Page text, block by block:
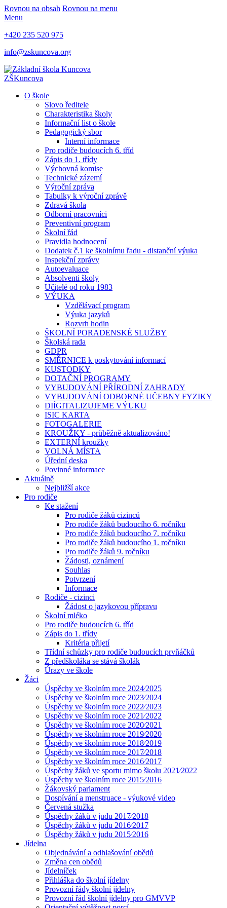
Rovnou na obsah Rovnou na menu
Menu
+420 235 520 975
info@zskuncova.org
ZŠKuncova
O škole
Slovo ředitele
Charakteristika školy
Informační list o škole
Pedagogický sbor
Interní informace
Pro rodiče budoucích 6. tříd
Zápis do 1. třídy
Výchovná komise
Technické zázemí
Výroční zpráva
Tabulky k výroční zprávě
Zdravá škola
Odborní pracovníci
Preventivní program
Školní řád
Pravidla hodnocení
Dodatek č.1 ke školnímu řadu - distanční výuka
Inspekční zprávy
Autoevaluace
Absolventi školy
Učitelé od roku 1983
VÝUKA
Vzdělávací program
Výuka jazyků
Rozvrh hodin
ŠKOLNÍ PORADENSKÉ SLUŽBY
Školská rada
GDPR
SMĚRNICE k poskytování informací
KUSTODKY
DOTAČNÍ PROGRAMY
VYBUDOVÁNÍ PŘÍRODNÍ ZAHRADY
VYBUDOVÁNÍ ODBORNÉ UČEBNY FYZIKY
DIÍGITALIZUJEME VÝUKU
ISIC KARTA
FOTOGALERIE
KROUŽKY - průběžně aktualizováno!
EXTERNÍ kroužky
VOLNÁ MÍSTA
Úřední deska
Povinné informace
Aktuálně
Nejbližší akce
Pro rodiče
Ke stažení
Pro rodiče žáků cizinců
Pro rodiče žáků budoucího 6. ročníku
Pro rodiče žáků budoucího 7. ročníku
Pro rodiče žáků budoucího 1. ročníku
Pro rodiče žáků 9. ročníku
Žádosti, oznámení
Souhlas
Potvrzení
Informace
Rodiče - cizinci
Žádost o jazykovou přípravu
Školní mléko
Pro rodiče budoucích 6. tříd
Zápis do 1. třídy
Kritéria přijetí
Třídní schůzky pro rodiče budoucích prvňáčků
Z předškoláka se stává školák
Úrazy ve škole
Žáci
Úspěchy ve školním roce 2024⁄2025
Úspěchy ve školním roce 2023⁄2024
Úspěchy ve školním roce 2022⁄2023
Uspěchy ve školním roce 2021⁄2022
Úspěchy ve školním roce 2020⁄2021
Úspěchy ve školním roce 2019⁄2020
Úspěchy ve školním roce 2018⁄2019
Úspěchy ve školním roce 2017⁄2018
Úspěchy ve školním roce 2016⁄2017
Úspěchy žáků ve sportu mimo školu 2021⁄2022
Úspěchy ve školním roce 2015⁄2016
Žákovský parlament
Dospívání a menstruace - výukové video
Červená stužka
Úspěchy žáků v judu 2017⁄2018
Úspěchy žáků v judu 2016⁄2017
Úspěchy žáků v judu 2015⁄2016
Jídelna
Objednávání a odhlašování obědů
Změna cen obědů
Jídelníček
Přihláška do školní jídelny
Provozní řády školní jídelny
Provozní řád školní jídelny pro GMVVP